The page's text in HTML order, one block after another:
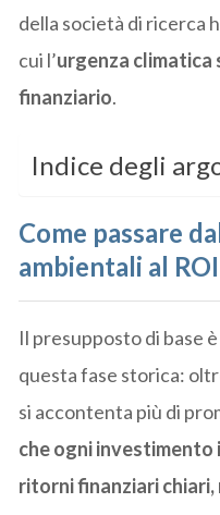
della società di ricerca
cui l’urgenza climatica
finanziario.
Indice degli
Come passare
ambientali al ROI
Il presupposto di base
questa fase storica:
si accontenta più di
che ogni
ritorni finanziari